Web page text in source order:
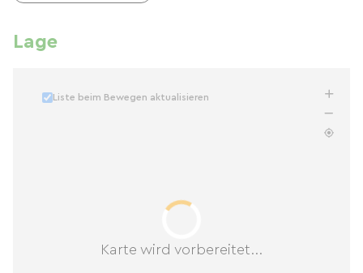
Lage
Karte wird vorbereitet...
Liste beim Bewegen aktualisieren